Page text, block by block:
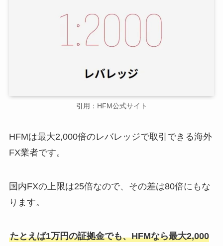
引用：HFM公式サイト
HFMは最大2,000倍のレバレッジで取引できる海外
FX業者です。
国内FXの上限は25倍なので、その差は80倍にもな
ります。
たとえば1万円の証拠金でも、HFMなら最大2,000